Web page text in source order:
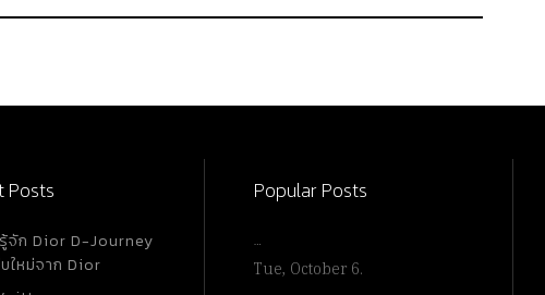
วก็ตาม จะมีรุ่นใดบ้างนั้น ติดตามไปพร้อมกัน 1. Louis
Posts
จัก Dior D-Journey
บใหม่จาก Dior
Popular Posts
…
Tue, October 6.